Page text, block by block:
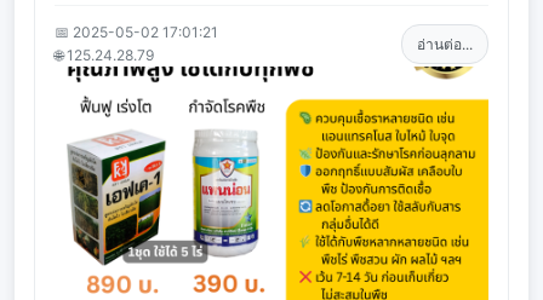
📅 2025-05-02 17:01:21
🌐 125.24.28.79
อ่านต่อ...